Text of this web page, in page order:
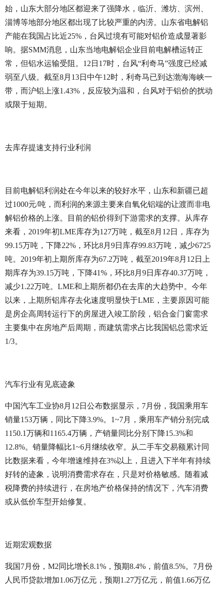
始，山东大部分地区都迎来了强降水，临沂、潍坊、滨州、
淄博等地部分地区都出现了比较严重的内涝。山东省电解铝
产能在我国占比近25%，台风过境有可能对铝价造成显著影
响。据SMM消息，山东当地电解铝企业目前电解槽运转正
常，但铝水运输受阻。12日17时，台风“利奇马”强度已经减
弱至八级。截至8月13日中午12时，利奇马已到达渤海海峡一
带，而沪铝上涨1.43%，反应较为温和，台风对于铝价的扰动
或限于短期。
去库存提速支持行业利润
目前电解铝利润处在今年以来的较好水平，山东和新疆已超
过1000元/吨，而利润的来源主要来自氧化铝端的让渡而非电
解铝价格的上涨。目前的铝价得到下游需求的支撑。从库存
来看，2019年初LME库存为127万吨，截至8月12日，库存为
99.15万吨，下降22%，环比8月9日库存99.83万吨，减少6725
吨。2019年初上期所库存为67.2万吨，截至2019年8月12日上
期库存为39.15万吨，下降41%，环比8月9日库存40.37万吨，
减少1.22万吨。LME和上期所都仍在去库的大趋势中。今年
以来，上期所铝库存去化速度明显快于LME，主要原因可能
是房企高周转运行下的房屋进入竣工阶段，铝合金门窗需求
主要集中在房地产后周期，而建筑需求占比我国铝总需求近
1/3。
汽车行业有见底迹象
中国汽车工业协8月12日公布数据显示，7月份，我国乘用车
销量153万辆，同比下降3.9%。1~7月，乘用车产销分别完成
1150.1万辆和1165.4万辆，产销量同比分别下降15.3%和
12.8%。销量降幅比1~6月继续收窄。从二手车交易额累计同
比数据来看，今年增速维持在3%以上，且进入下半年有持续
好转的迹象，说明消费需求存在，只是对价格敏感。随着减
税降费的持续进行，在房地产价格保持的情况下，汽车消费
或从低价车型开始修复。
近期宏观数据
我国7月份，M2同比增长8.1%，预期8.4%，前值8.5%。7月份
人民币贷款增加1.06万亿元，预期1.27万亿元，前值1.66万亿